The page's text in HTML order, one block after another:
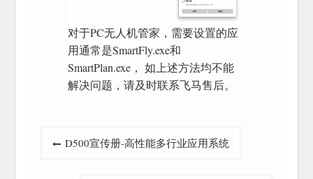
对于PC无人机管家，需要设置的应
用通常是SmartFly.exe和
SmartPlan.exe， 如上述方法均不能
解决问题，请及时联系飞马售后。
D500宣传册-高性能多行业应用系统